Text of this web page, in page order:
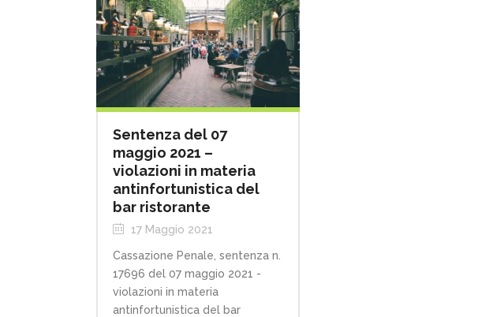
Sentenza del 07
maggio 2021 –
violazioni in materia
antinfortunistica del
bar ristorante
17 Maggio 2021
Cassazione Penale, sentenza n.
17696 del 07 maggio 2021 -
violazioni in materia
antinfortunistica del bar